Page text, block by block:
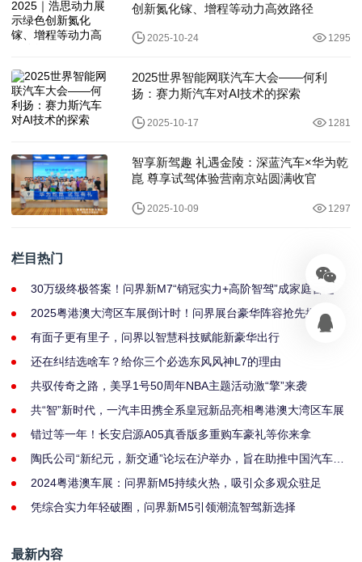
创新氮化镓、增程等动力高效路径
2025-10-24 1295
2025世界智能网联汽车大会——何利
扬：赛力斯汽车对AI技术的探索
2025-10-17 1281
智享新驾趣 礼遇金陵：深蓝汽车×华为乾
崑 尊享试驾体验营南京站圆满收官
2025-10-09 1297
栏目热门
30万级终极答案！问界新M7“销冠实力+高阶智驾”成家庭首选
2025粤港澳大湾区车展倒计时！问界展台豪华阵容抢先揭秘
有面子更有里子，问界以智慧科技赋能新豪华出行
还在纠结选啥车？给你三个必选东风风神L7的理由
共驭传奇之路，美孚1号50周年NBA主题活动激“擎”来袭
共“智”新时代，一汽丰田携全系皇冠新品亮相粤港澳大湾区车展
错过等一年！长安启源A05真香版多重购车豪礼等你来拿
陶氏公司“新纪元，新交通”论坛在沪举办，旨在助推中国汽车产
2024粤港澳车展：问界新M5持续火热，吸引众多观众驻足
凭综合实力年轻破圈，问界新M5引领潮流智驾新选择
最新内容